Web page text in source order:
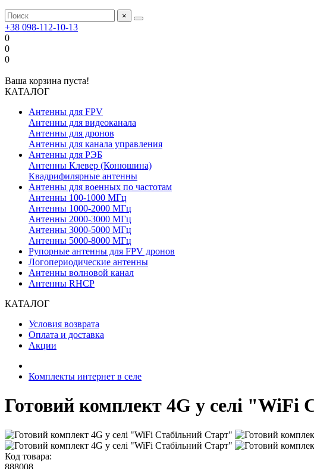
×
+38 098-112-10-13
0
0
0
Ваша корзина пуста!
КАТАЛОГ
Антенны для FPV
Антенны для видеоканала
Антенны для дронов
Антенны для канала управления
Антенны для РЭБ
Антенны Клевер (Конюшина)
Квадрифилярные антенны
Антенны для военных по частотам
Антенны 100-1000 МГц
Антенны 1000-2000 МГц
Антенны 2000-3000 МГц
Антенны 3000-5000 МГц
Антенны 5000-8000 МГц
Рупорные антенны для FPV дронов
Логопериодические антенны
Антенны волновой канал
Антенны RHCP
КАТАЛОГ
Условия возврата
Оплата и доставка
Акции
Комплекты интернет в селе
Готовий комплект 4G у селі "WiFi
Код товара:
888008